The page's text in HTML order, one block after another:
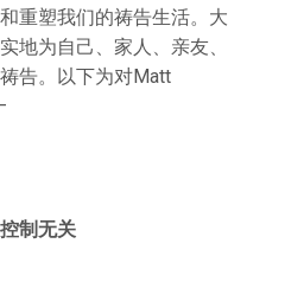
重塑我们的祷告生活。大
地为自己、家人、亲友、
告。以下为对Matt
制无关